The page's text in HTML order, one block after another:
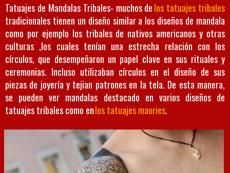
Tatuajes de Mandalas Tribales- muchos delos tatuajes tribales
tradicionales tienen un diseño similar a los diseños de mandala
como por ejemplo los tribales de nativos americanos y otras
culturas ,los cuales tenían una estrecha relación con los
círculos, que desempeñaron un papel clave en sus rituales y
ceremonias. Incluso utilizaban círculos en el diseño de sus
piezas de joyería y tejian patrones en la tela. De esta manera,
se pueden ver mandalas destacado en varios diseños de
tatuajes tribales como enlos tatuajes maories.